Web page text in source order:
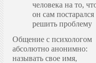
человека на то,
он сам постарался
решить проблему
Общение с психологом
абсолютно анонимно:
называть свое имя,